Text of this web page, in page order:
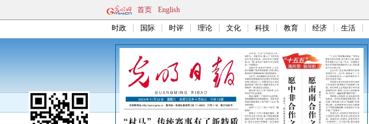
首页 English
时政 国际 时评 理论 文化 科技 教育 经济 生活